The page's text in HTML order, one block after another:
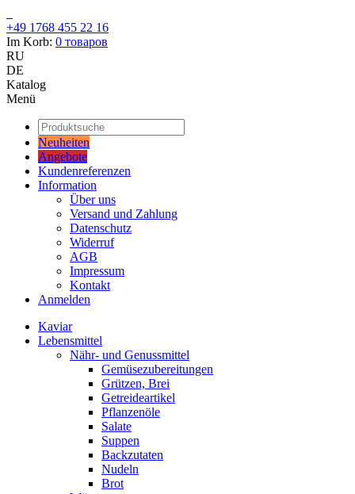
+49 1768 455 22 16
Im Korb: 0 товаров
RU
DE
Katalog
Menü
Neuheiten
Angebote
Kundenreferenzen
Information
Über uns
Versand und Zahlung
Datenschutz
Widerruf
AGB
Impressum
Kontakt
Anmelden
Kaviar
Lebensmittel
Nähr- und Genussmittel
Gemüsezubereitungen
Grützen, Brei
Getreideartikel
Pflanzenöle
Salate
Suppen
Backzutaten
Nudeln
Brot